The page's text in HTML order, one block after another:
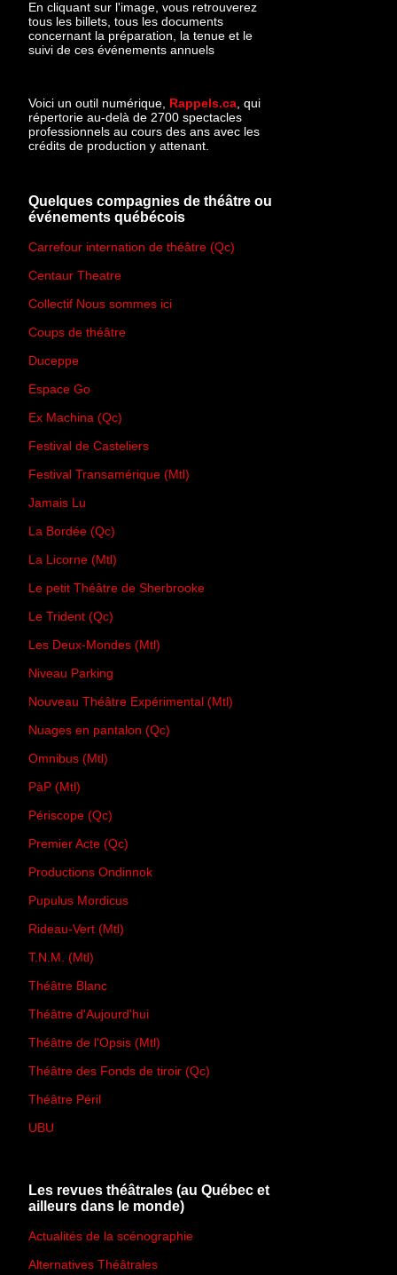
En cliquant sur l'image, vous retrouverez
tous les billets, tous les documents
concernant la préparation, la tenue et le
suivi de ces événements annuels
Voici un outil numérique, Rappels.ca , qui
répertorie au-delà de 2700 spectacles
professionnels au cours des ans avec les
crédits de production y attenant.
Quelques compagnies de théâtre ou
événements québécois
Carrefour internation de théâtre (Qc)
Centaur Theatre
Collectif Nous sommes ici
Coups de théâtre
Duceppe
Espace Go
Ex Machina (Qc)
Festival de Casteliers
Festival Transamérique (Mtl)
Jamais Lu
La Bordée (Qc)
La Licorne (Mtl)
Le petit Théâtre de Sherbrooke
Le Trident (Qc)
Les Deux-Mondes (Mtl)
Niveau Parking
Nouveau Théâtre Expérimental (Mtl)
Nuages en pantalon (Qc)
Omnibus (Mtl)
PàP (Mtl)
Périscope (Qc)
Premier Acte (Qc)
Productions Ondinnok
Pupulus Mordicus
Rideau-Vert (Mtl)
T.N.M. (Mtl)
Théâtre Blanc
Théâtre d'Aujourd'hui
Théâtre de l'Opsis (Mtl)
Théâtre des Fonds de tiroir (Qc)
Théâtre Péril
UBU
Les revues théâtrales (au Québec et
ailleurs dans le monde)
Actualités de la scénographie
Alternatives Théâtrales